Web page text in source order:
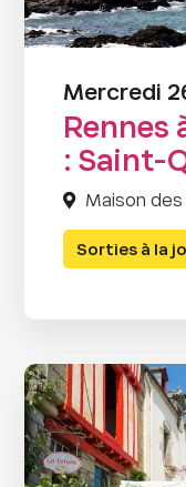
Mercredi
Rennes
: Saint-
Maison
Sorties à la